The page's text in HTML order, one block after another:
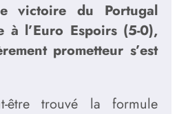
victoire du Portugal
à l’Euro Espoirs (5-0),
prometteur s’est
être trouvé la formule